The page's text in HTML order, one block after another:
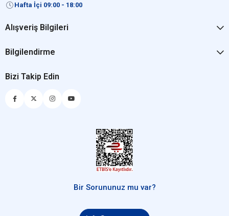
Hafta İçi 09:00 - 18:00
Alışveriş Bilgileri
Bilgilendirme
Bizi Takip Edin
Bir Sorununuz mu var?